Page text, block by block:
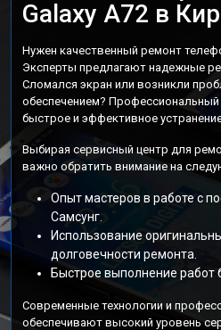
Galaxy A72 в
Нужен качественный ремонт
Эксперты предлагают надежные
Сломался экран или возникли
обеспечением? Профессиональный
быстрое и эффективное
Выбирая сервисный центр для
важно обратить внимание на
Опыт мастеров в работе с
Самсунг.
Использование
долговечности ремонта.
Быстрое выполнение работ
Современные технологии и
обеспечивают высокий уровень